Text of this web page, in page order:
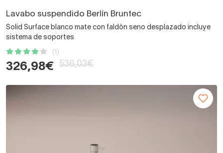
Lavabo suspendido Berlín Bruntec
Solid Surface blanco mate con faldòn seno desplazado incluye
sistema de soportes
(1)
326,98€ 536,03€